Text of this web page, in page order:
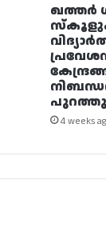
ഖത്തർ
4 weeks